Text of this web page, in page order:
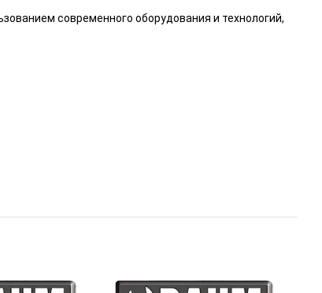
современного оборудования и технологий,